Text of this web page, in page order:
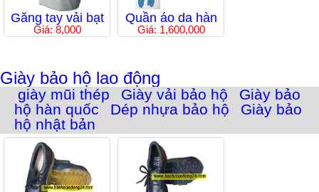
Găng tay vải bạt
Giá: 8,000
Quần áo da hàn
Giá: 1,600,000
Giày bảo hộ lao động
giày mũi thép Giày vải bảo hộ
Giày bảo
hộ hàn quốc
Dép nhựa bảo hộ
Giày bảo
hộ nhật bản